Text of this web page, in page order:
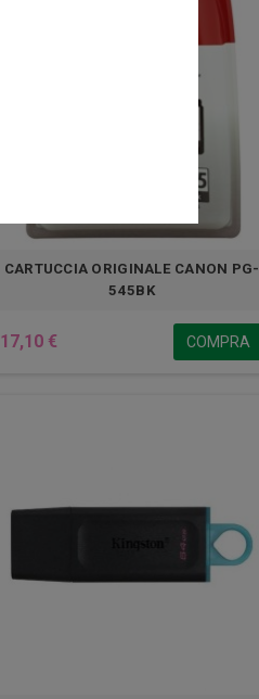
CARTUCCIA ORIGINALE CANON PG-
545BK
17,10 € COMPRA